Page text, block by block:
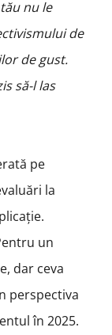
nu le
de
de gust.
să-l las
pe
la
un
dar ceva
perspectiva
în 2025.